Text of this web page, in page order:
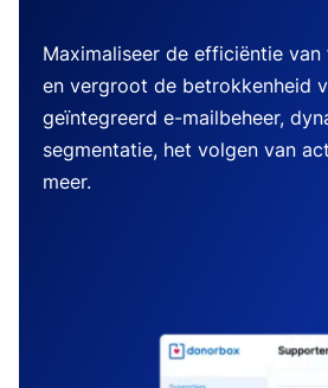
Maximaliseer de efficiëntie
en vergroot de betrokkenheid
geïntegreerd e-mailbeheer,
segmentatie, het volgen van
meer.